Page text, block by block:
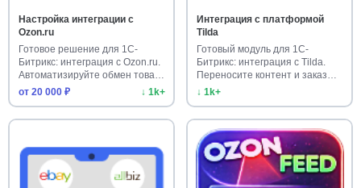
Настройка интеграции с
Ozon.ru
Готовое решение для 1С-
Битрикс: интеграция с Ozon.ru.
Автоматизируйте обмен това…
от 20 000 ₽
↓ 1k+
Интеграция с платформой
Tilda
Готовый модуль для 1С-
Битрикс: интеграция с Tilda.
Переносите контент и заказы
б…
↓ 1k+